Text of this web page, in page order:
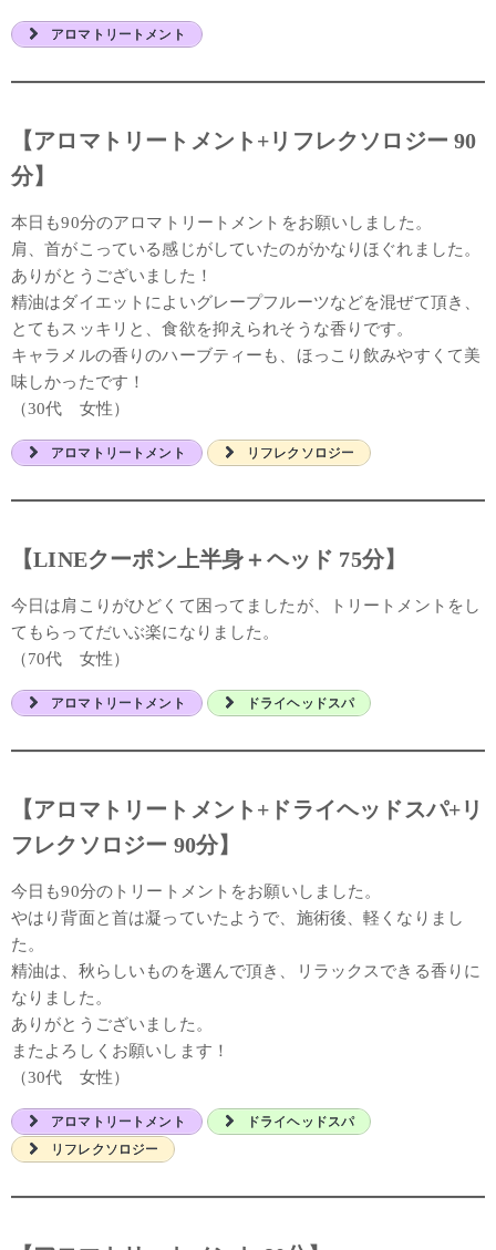
アロマトリートメント
【アロマトリートメント+リフレクソロジー 90
分】
本日も90分のアロマトリートメントをお願いしました。
肩、首がこっている感じがしていたのがかなりほぐれました。
ありがとうございました！
精油はダイエットによいグレープフルーツなどを混ぜて頂き、
とてもスッキリと、食欲を抑えられそうな香りです。
キャラメルの香りのハーブティーも、ほっこり飲みやすくて美
味しかったです！
（30代 女性）
アロマトリートメント リフレクソロジー
【LINEクーポン上半身＋ヘッド 75分】
今日は肩こりがひどくて困ってましたが、トリートメントをし
てもらってだいぶ楽になりました。
（70代 女性）
アロマトリートメント ドライヘッドスパ
【アロマトリートメント+ドライヘッドスパ+リ
フレクソロジー 90分】
今日も90分のトリートメントをお願いしました。
やはり背面と首は凝っていたようで、施術後、軽くなりまし
た。
精油は、秋らしいものを選んで頂き、リラックスできる香りに
なりました。
ありがとうございました。
またよろしくお願いします！
（30代 女性）
アロマトリートメント
ドライヘッドスパ
リフレクソロジー